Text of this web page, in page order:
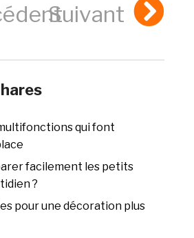
Suivant
qui font
facilement les petits
?
pour une décoration plus